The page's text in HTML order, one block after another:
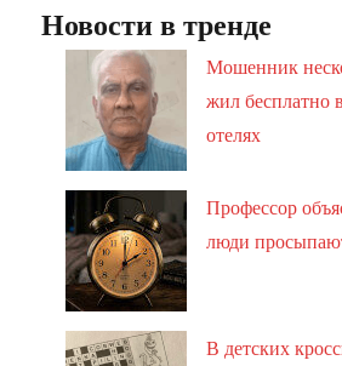
Новости в тренде
Мошенник
жил бесплатно
отелях
Профессор
люди
В детских